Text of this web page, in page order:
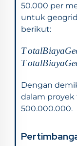
50.000 per
untuk
berikut:
TotalBiayaG
TotalBiayaG
Dengan
dalam proyek
500.000.000.